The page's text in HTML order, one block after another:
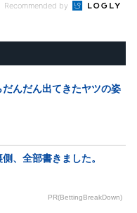
Recommended by
んだん出てきたヤツの姿
、全部書きました。
PR(BettingBreakDown)